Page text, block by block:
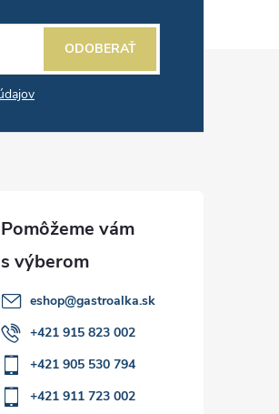
ODOBERAŤ
eshop@gastroalka.sk
+421 915 823 002
+421 905 530 794
+421 911 723 002